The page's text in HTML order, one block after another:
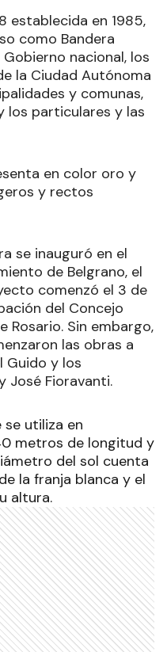
establecida en 1985,
como Bandera
nacional, los
la Ciudad Autónoma
y comunas,
los particulares y las
en color oro y
y rectos
se inauguró en el
de Belgrano, el
comenzó el 3 de
del Concejo
Rosario. Sin embargo,
las obras a
Guido y los
José Fioravanti.
utiliza en
metros de longitud y
del sol cuenta
la franja blanca y el
altura.